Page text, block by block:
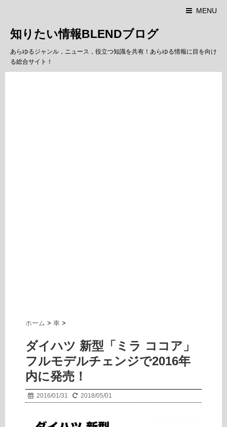
MENU
知りたい情報BLENDブログ
あらゆるジャンル，ニュース，役立つ知識を共有！あらゆる情報に目を向け
る総合サイト！
ホーム > 車 >
ダイハツ 新型「ミラ ココア」
フルモデルチェンジで2016年
内に発売！
2016/01/31 2018/05/01